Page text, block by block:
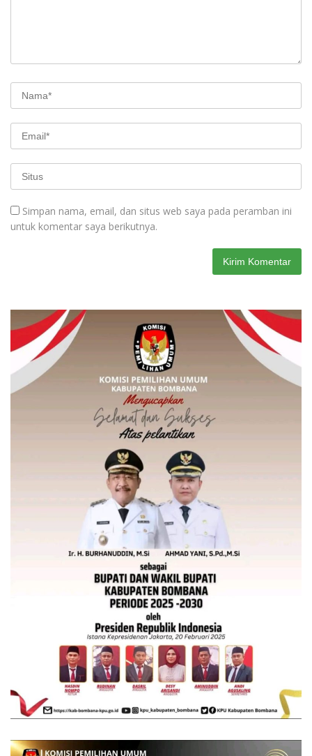
Simpan nama, email, dan situs web saya pada peramban ini
untuk komentar saya berikutnya.